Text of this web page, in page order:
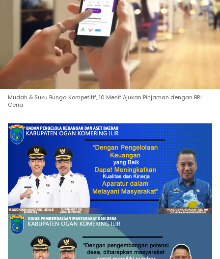
Mudah & Suku Bunga Kompetitif, 10 Menit Ajukan Pinjaman dengan BRI
Ceria